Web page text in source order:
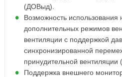
(ДОВыд).
Возможность использования
дополнительных режимов
вентиляции с поддержкой
синхронизированной
принудительной вентиляции
Поддержка внешнего